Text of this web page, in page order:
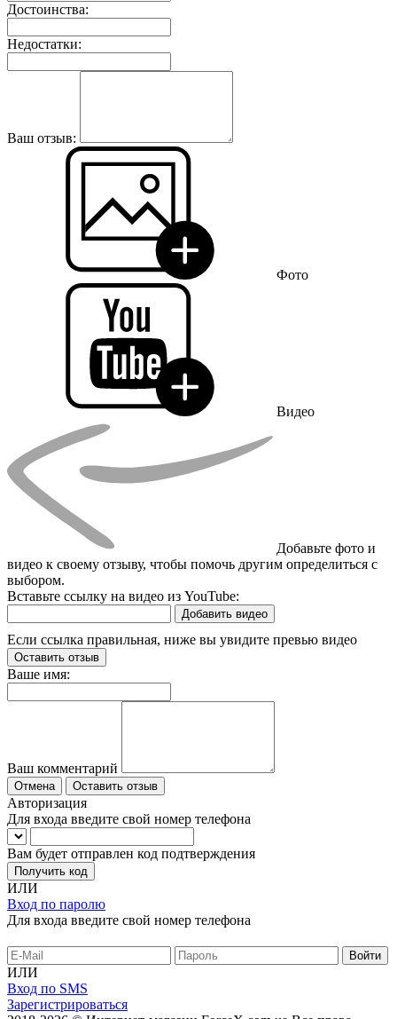
Достоинства:
Недостатки:
Ваш отзыв:
Фото
Видео
Добавьте фото и
видео к своему отзыву, чтобы помочь другим определиться с
выбором.
Вставьте ссылку на видео из YouTube:
Добавить видео
Если ссылка правильная, ниже вы увидите превью видео
Оставить отзыв
Ваше имя:
Ваш комментарий
Отмена Оставить отзыв
Авторизация
Для входа введите свой номер телефона
Вам будет отправлен код подтверждения
Получить код
ИЛИ
Вход по паролю
Для входа введите свой номер телефона
ИЛИ
Вход по SMS
Зарегистрироваться